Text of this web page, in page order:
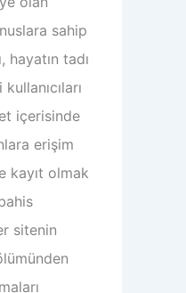
sahip
hayatın tadı
içerisinde
erişim
kayıt olmak
sitenin